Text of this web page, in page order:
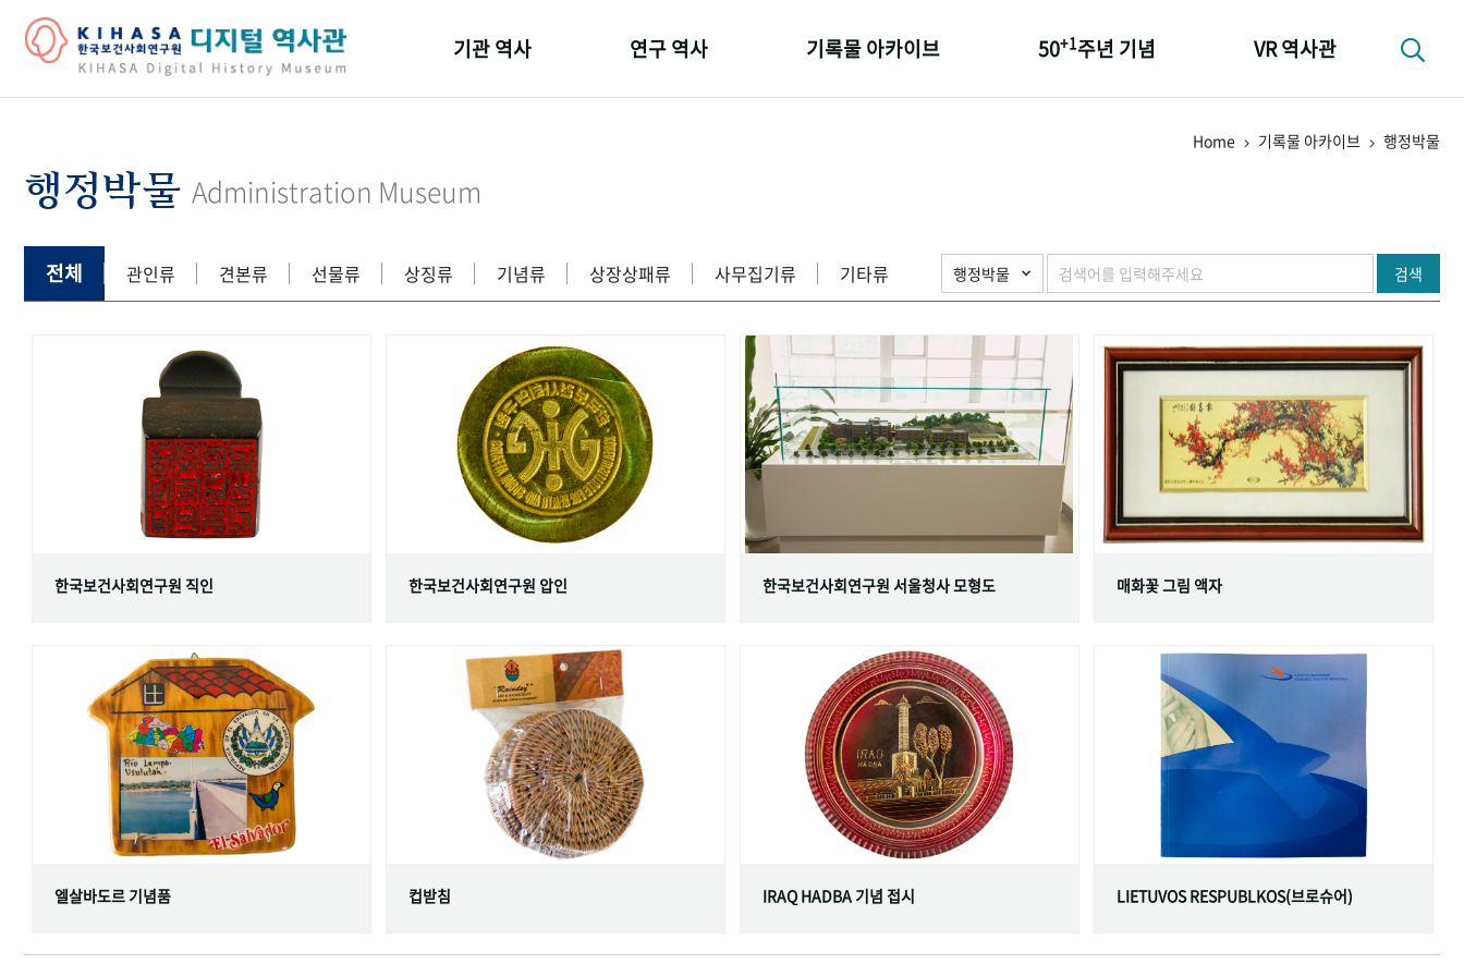
기관 역사
연구원 사람들
연구 역사
간행물 변천사
기록물 아카이브
영상 기록물
50+1주년 기념
세계와 함께 한 KIHASA
VR 역사관
Home 기록물 아카이브 행정박물
행정박물 Administration Museum
전체 관인류 견본류 선물류 상징류 기념류 상장상패류 사무집기류 기타류 검색
한국보건사회연구원 직인 한국보건사회연구원 압인 한국보건사회연구원 서울청사 모형도 매화꽃 그림 액자
엘살바도르 기념품 컵받침 IRAQ HADBA 기념 접시 LIETUVOS RESPUBLKOS(브로슈어)